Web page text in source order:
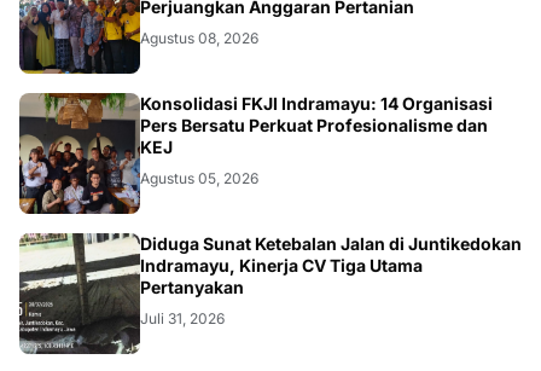
Perjuangkan Anggaran Pertanian
Agustus 08, 2026
Konsolidasi FKJI Indramayu: 14 Organisasi
Pers Bersatu Perkuat Profesionalisme dan
KEJ
Agustus 05, 2026
KRIMINAL
Diduga Sunat Ketebalan Jalan di Juntikedokan
Indramayu, Kinerja CV Tiga Utama
Pertanyakan
Juli 31, 2026